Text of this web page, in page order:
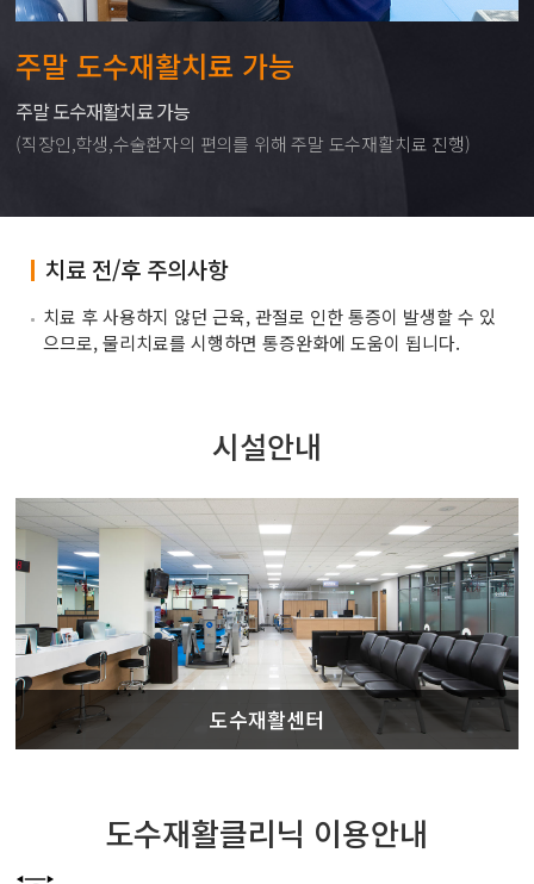
주말 도수재활치료 가능
주말 도수재활치료 가능
(직장인,학생,수술환자의 편의를 위해 주말 도수재활치료 진행)
치료 전/후 주의사항
치료 후 사용하지 않던 근육, 관절로 인한 통증이 발생할 수 있
으므로, 물리치료를 시행하면 통증완화에 도움이 됩니다.
시설안내
도수재활센터
도수재활클리닉 이용안내